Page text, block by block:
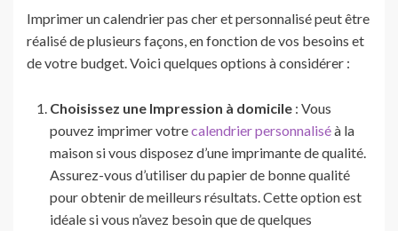
Imprimer un calendrier pas cher et personnalisé peut être
réalisé de plusieurs façons, en fonction de vos besoins et
de votre budget. Voici quelques options à considérer :
Choisissez une Impression à domicile : Vous
pouvez imprimer votrecalendrier personnaliséà la
maison si vous disposez d’une imprimante de qualité.
Assurez-vous d’utiliser du papier de bonne qualité
pour obtenir de meilleurs résultats. Cette option est
idéale si vous n’avez besoin que de quelques